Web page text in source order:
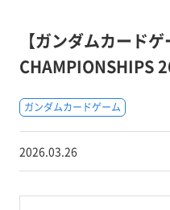
【ガンダムカード
CHAMPIONSHIPS
ガンダムカードゲーム
2026.03.26